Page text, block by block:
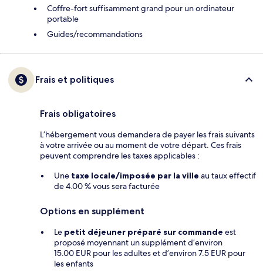
Coffre-fort suffisamment grand pour un ordinateur
portable
Guides/recommandations
Frais et politiques
Frais obligatoires
L’hébergement vous demandera de payer les frais suivants
à votre arrivée ou au moment de votre départ. Ces frais
peuvent comprendre les taxes applicables :
Une taxe locale/imposée par la ville au taux effectif
de 4.00 % vous sera facturée
Options en supplément
Le petit déjeuner préparé sur commande est
proposé moyennant un supplément d’environ
15.00 EUR pour les adultes et d’environ 7.5 EUR pour
les enfants